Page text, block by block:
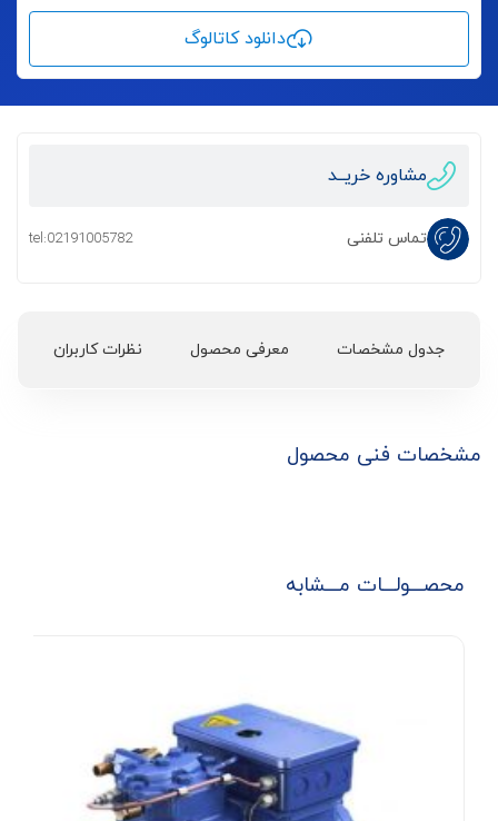
دانلود کاتالوگ
مشاوره خریــد
تماس تلفنی tel:02191005782
جدول مشخصات معرفی محصول نظرات کاربران
مشخصات فنی محصول
محصـــولـــات مـــشابه